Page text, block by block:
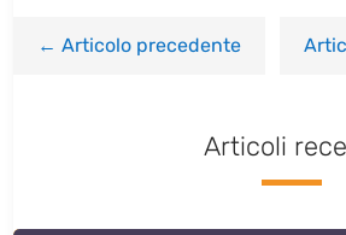
←Articolo precedente
Articoli